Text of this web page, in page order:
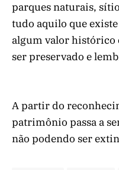
parques naturais,
tudo aquilo que
algum valor histórico
ser preservado e
A partir do
patrimônio passa a
não podendo ser